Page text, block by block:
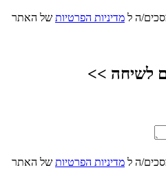
ה ל מדיניות הפרטיות של האתר
לשיחה >>
ה ל מדיניות הפרטיות של האתר